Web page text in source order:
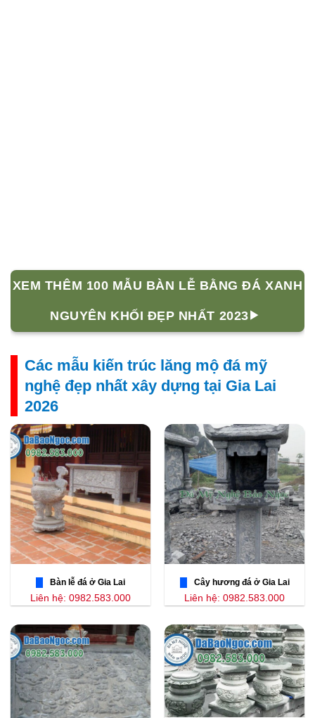
XEM THÊM 100 MẪU BÀN LỄ BẰNG ĐÁ XANH
NGUYÊN KHỐI ĐẸP NHẤT 2023
Các mẫu kiến trúc lăng mộ đá mỹ
nghệ đẹp nhất xây dựng tại Gia Lai
2026
Bàn lễ đá ở Gia Lai
Liên hệ: 0982.583.000
Cây hương đá ở Gia Lai
Liên hệ: 0982.583.000